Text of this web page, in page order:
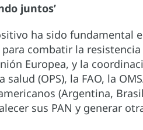
juntos’
ha sido fundamental
para combatir la
Europea, y la
salud (OPS), la FAO, la
(Argentina,
sus PAN y generar